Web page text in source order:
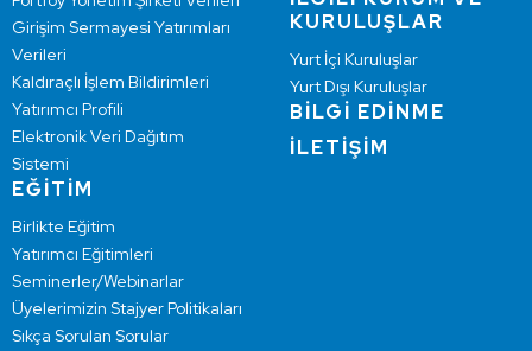
Girişim Sermayesi Yatırımları
Verileri
Kaldıraçlı İşlem Bildirimleri
Yatırımcı Profili
Elektronik Veri Dağıtım
Sistemi
EĞİTİM
Birlikte Eğitim
Yatırımcı Eğitimleri
Seminerler/Webinarlar
Üyelerimizin Stajyer Politikaları
Sıkça Sorulan Sorular
KURULUŞLAR
Yurt İçi Kuruluşlar
Yurt Dışı Kuruluşlar
BİLGİ EDİNME
İLETİŞİM